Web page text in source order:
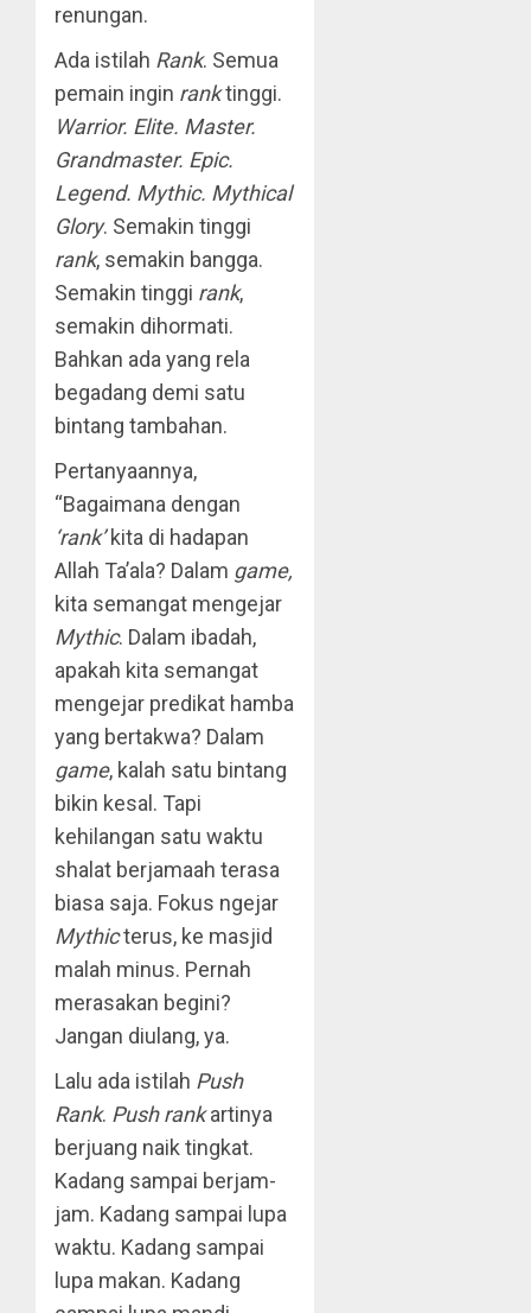
renungan.
Ada istilah Rank. Semua
pemain ingin ranktinggi.
Warrior. Elite. Master.
Grandmaster. Epic.
Legend. Mythic. Mythical
Glory. Semakin tinggi
rank, semakin bangga.
Semakin tinggi rank,
semakin dihormati.
Bahkan ada yang rela
begadang demi satu
bintang tambahan.
Pertanyaannya,
“Bagaimana dengan
‘rank’kita di hadapan
Allah Ta’ala? Dalam game,
kita semangat mengejar
Mythic. Dalam ibadah,
apakah kita semangat
mengejar predikat hamba
yang bertakwa? Dalam
game, kalah satu bintang
bikin kesal. Tapi
kehilangan satu waktu
shalat berjamaah terasa
biasa saja. Fokus ngejar
Mythicterus, ke masjid
malah minus. Pernah
merasakan begini?
Jangan diulang, ya.
Lalu ada istilah Push
Rank. Push rankartinya
berjuang naik tingkat.
Kadang sampai berjam-
jam. Kadang sampai lupa
waktu. Kadang sampai
lupa makan. Kadang